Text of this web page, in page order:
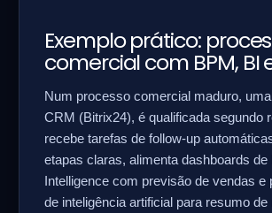
Exemplo prático:
comercial com BPM, BI
Num processo comercial maduro,
CRM (Bitrix24), é qualificada segundo
recebe tarefas de follow-up
etapas claras, alimenta dashboards de
Intelligence com previsão de vendas e
de inteligência artificial para resumo de